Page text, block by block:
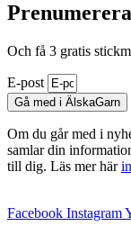
Och få 3 gratis
E-post
Gå med i ÄlskaGarn
Om du går med i
samlar din
till dig. Läs mer här
Facebook Instagram